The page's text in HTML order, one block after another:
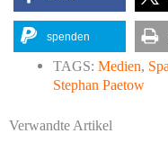
spenden
TAGS:Medien,
Stephan Paetow
Verwandte Artikel